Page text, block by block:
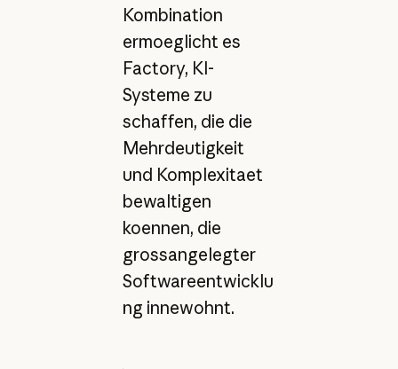
Kombination
ermoeglicht es
Factory, KI-
Systeme zu
schaffen, die die
Mehrdeutigkeit
und Komplexitaet
bewaltigen
koennen, die
grossangelegter
Softwareentwicklu
ng innewohnt.